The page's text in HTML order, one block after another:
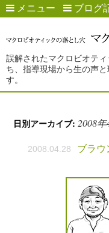
メニュー ブログ
誤解されたマクロビオテ
ち、指導現場から生の声
す。
日別アーカイブ:2008
2008.04.28 ブラウ